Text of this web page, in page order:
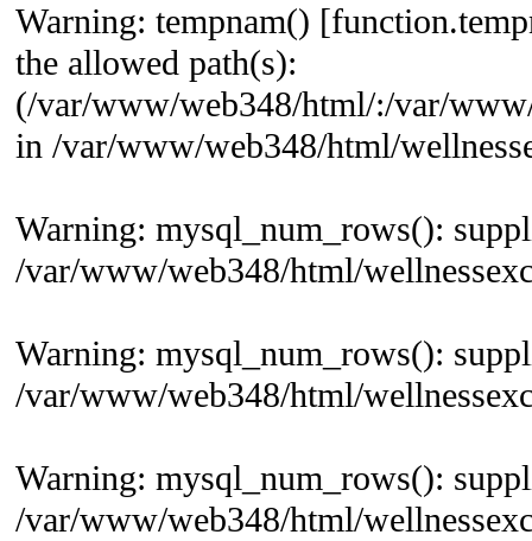
Warning: tempnam()
the allowed path(s):
(/var/www/web348/html/:/var/
in /var/www/web348/html/
Warning: mysql_num_rows():
/var/www/web348/html/
Warning: mysql_num_rows():
/var/www/web348/html/
Warning: mysql_num_rows():
/var/www/web348/html/